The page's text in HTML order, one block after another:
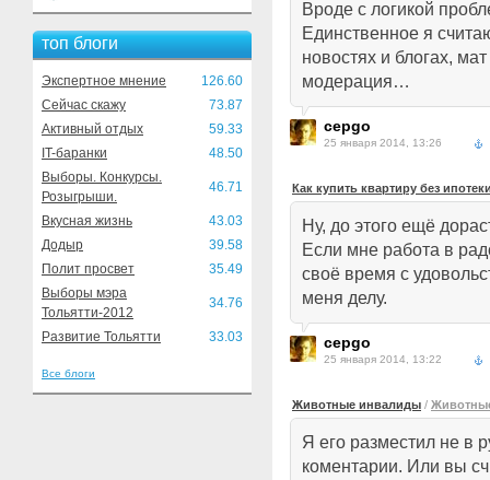
топ блоги
Экспертное мнение
126.60
Сейчас скажу
73.87
Активный отдых
59.33
IT-баранки
48.50
Выборы. Конкурсы.
Розыгрыши.
46.71
Вкусная жизнь
43.03
Додыр
39.58
Полит просвет
35.49
Выборы мэра
Тольятти-2012
34.76
Развитие Тольятти 33.03
Все блоги
Вроде с логикой
Единственное я
новостях и блогах,
модерация…
cepgo
25 января 2014, 13:26
Как купить квартиру без
Ну, до этого ещё
Если мне работа в
своё время с
меня делу.
cepgo
25 января 2014, 13:22
Животные инвалиды /
Я его разместил не в
коментарии. Или вы